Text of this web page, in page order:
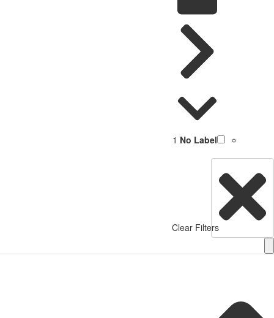
No Label
1
Clear Filters